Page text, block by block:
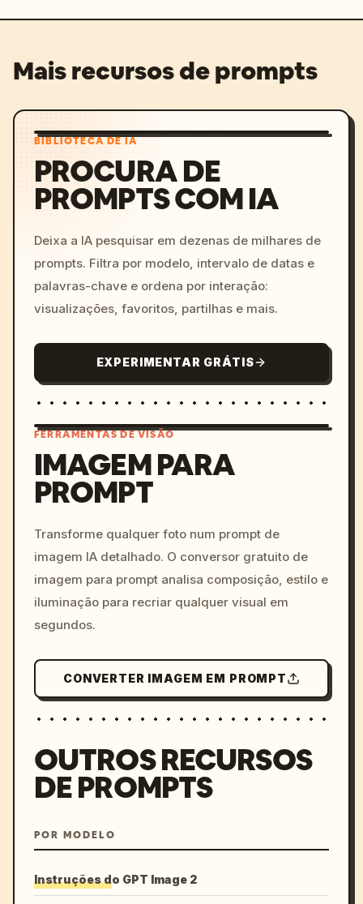
Mais recursos de prompts
BIBLIOTECA DE IA
PROCURA DE
PROMPTS COM IA
Deixa a IA pesquisar em dezenas de milhares de
prompts. Filtra por modelo, intervalo de datas e
palavras-chave e ordena por interação:
visualizações, favoritos, partilhas e mais.
EXPERIMENTAR GRÁTIS
colors, 8k --v 6.0
FERRAMENTAS DE VISÃO
IMAGEM PARA
PROMPT
Transforme qualquer foto num prompt de
imagem IA detalhado. O conversor gratuito de
imagem para prompt analisa composição, estilo e
iluminação para recriar qualquer visual em
segundos.
CONVERTER IMAGEM EM PROMPT
OUTROS RECURSOS
DE PROMPTS
POR MODELO
Instruções do GPT Image 2